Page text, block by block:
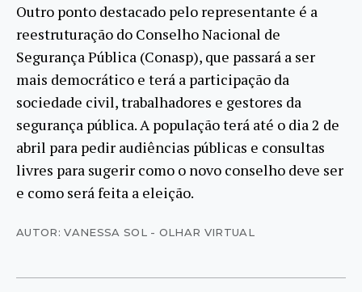
Outro ponto destacado pelo representante é a
reestruturação do Conselho Nacional de
Segurança Pública (Conasp), que passará a ser
mais democrático e terá a participação da
sociedade civil, trabalhadores e gestores da
segurança pública. A população terá até o dia 2 de
abril para pedir audiências públicas e consultas
livres para sugerir como o novo conselho deve ser
e como será feita a eleição.
AUTOR: VANESSA SOL - OLHAR VIRTUAL